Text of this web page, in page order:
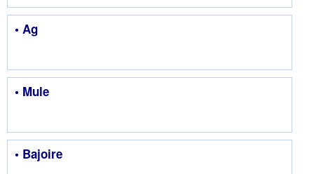
• Ag
• Mule
• Bajoire